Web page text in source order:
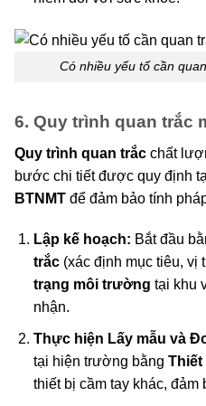
Có nhiều yếu tố cần
6. Quy trình quan trắc
Quy trình quan trắc chất
bước chi tiết được quy định
BTNMT để đảm bảo tính
Lập kế hoạch: Bắt đầu
trắc(xác định mục tiêu, vị
trạng môi trường tại khu
nhận.
Thực hiện Lấy mẫu và
tại hiện trường bằng Thiết
thiết bị cầm tay khác, đảm